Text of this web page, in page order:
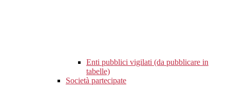
Enti pubblici vigilati (da pubblicare in
tabelle)
Società partecipate